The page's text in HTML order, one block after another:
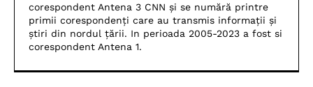
corespondent Antena 3 CNN și se numără printre
primii corespondenți care au transmis informații și
știri din nordul țării. In perioada 2005-2023 a fost si
corespondent Antena 1.